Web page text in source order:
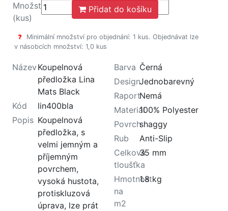
Množství
(kus)
Přidat do košíku
Minimální množství pro objednání: 1 kus. Objednávat lze
v násobcích množství: 1,0 kus
Název Koupelnová
předložka Lina
Mats Black
Kód
lin400bla
Popis Koupelnová
předložka, s
velmi jemným a
příjemným
povrchem,
vysoká hustota,
protiskluzová
úprava, lze prát
Barva Černá
DesignJednobarevný
RaportNemá
Materiál100% Polyester
Povrchshaggy
Rub
Anti-Slip
Celková
tloušťka
35 mm
Hmotnost
na
m2
1.8 kg